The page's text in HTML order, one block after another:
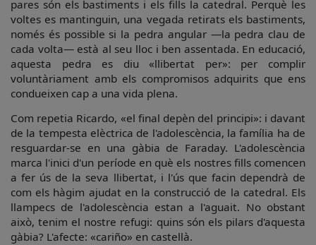
pares són els bastiments i els fills la catedral. Perquè les
voltes es mantinguin, una vegada retirats els bastiments,
només és possible si la pedra angular —la pedra clau de
cada volta— està al seu lloc i ben assentada. En educació,
aquesta pedra es diu «llibertat per»: per complir
voluntàriament amb els compromisos adquirits que ens
condueixen cap a una vida plena.
Com repetia Ricardo, «el final depèn del principi»: i davant
de la tempesta elèctrica de l'adolescència, la família ha de
resguardar-se en una gàbia de Faraday. L'adolescència
marca l'inici d'un període en què els nostres fills comencen
a fer ús de la seva llibertat, i l'ús que facin dependrà de
com els hàgim ajudat en la construcció de la catedral. Els
llampecs de l'adolescència estan a l'aguait. No obstant
això, tenim el nostre refugi: quins són els pilars d'aquesta
gàbia? L'afecte: «cariño» en castellà.